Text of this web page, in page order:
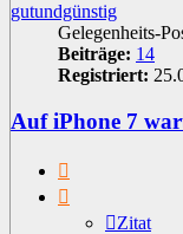
gutundgünstig
Gelegenheits-
Beiträge: 14
Registriert:
Auf iPhone 7
Zitat